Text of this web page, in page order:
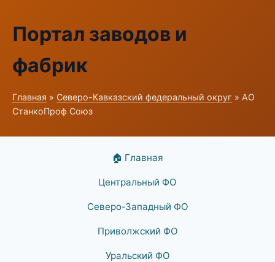
Портал заводов и
фабрик
Главная » Северо-Кавказский федеральный округ » АО
СтанкоПроф Союз
🏠 Главная
Центральный ФО
Северо-Западный ФО
Приволжский ФО
Уральский ФО